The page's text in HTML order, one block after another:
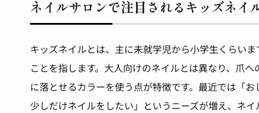
ネイルサロンで注目されるキッズネイ
キッズネイルとは、主に未就学児から小学生くらい
ことを指します。大人向けのネイルとは異なり、爪
に落とせるカラーを使う点が特徴です。最近では「
少しだけネイルをしたい」というニーズが増え、ネ